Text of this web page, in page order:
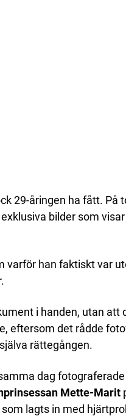
29-åringen ha fått. På
bilder som
varför han faktiskt var
i handen, utan att
eftersom det rådde
rättegången.
dag fotograferade
Mette-Marit
som lagts in med